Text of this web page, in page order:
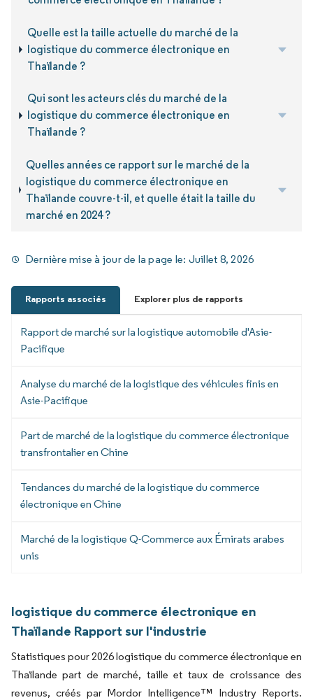
Quelle est la taille actuelle du marché de la
logistique du commerce électronique en
Thaïlande ?
Qui sont les acteurs clés du marché de la
logistique du commerce électronique en
Thaïlande ?
Quelles années ce rapport sur le marché de la
logistique du commerce électronique en
Thaïlande couvre-t-il, et quelle était la taille du
marché en 2024 ?
Dernière mise à jour de la page le: Juillet 8, 2026
Rapports associés Explorer plus de rapports
Rapport de marché sur la logistique automobile d'Asie-
Pacifique
Analyse du marché de la logistique des véhicules finis en
Asie-Pacifique
Part de marché de la logistique du commerce électronique
transfrontalier en Chine
Tendances du marché de la logistique du commerce
électronique en Chine
Marché de la logistique Q-Commerce aux Émirats arabes
unis
logistique du commerce électronique en
Thaïlande Rapport sur l'industrie
Statistiques pour 2026 logistique du commerce électronique en
Thaïlande part de marché, taille et taux de croissance des
revenus, créés par Mordor Intelligence™ Industry Reports.